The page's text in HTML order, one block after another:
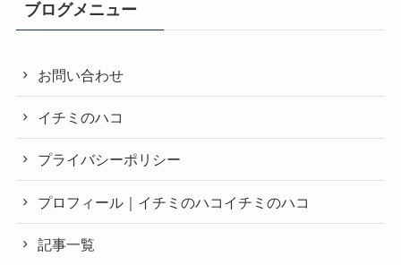
ブログメニュー
お問い合わせ
イチミのハコ
プライバシーポリシー
プロフィール｜イチミのハコイチミのハコ
記事一覧